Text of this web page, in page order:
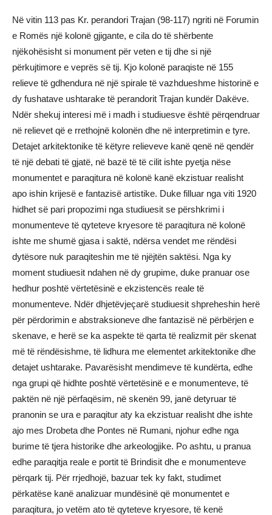
Në vitin 113 pas Kr. perandori Trajan (98-117) ngriti në Forumin
e Romës një kolonë gjigante, e cila do të shërbente
njëkohësisht si monument për veten e tij dhe si një
përkujtimore e veprës së tij. Kjo kolonë paraqiste në 155
relieve të gdhendura në një spirale të vazhdueshme historinë e
dy fushatave ushtarake të perandorit Trajan kundër Dakëve.
Ndër shekuj interesi më i madh i studiuesve është përqendruar
në relievet që e rrethojnë kolonën dhe në interpretimin e tyre.
Detajet arkitektonike të këtyre relieveve kanë qenë në qendër
të një debati të gjatë, në bazë të të cilit ishte pyetja nëse
monumentet e paraqitura në kolonë kanë ekzistuar realisht
apo ishin krijesë e fantazisë artistike. Duke filluar nga viti 1920
hidhet së pari propozimi nga studiuesit se përshkrimi i
monumenteve të qyteteve kryesore të paraqitura në kolonë
ishte me shumë gjasa i saktë, ndërsa vendet me rëndësi
dytësore nuk paraqiteshin me të njëjtën saktësi. Nga ky
moment studiuesit ndahen në dy grupime, duke pranuar ose
hedhur poshtë vërtetësinë e ekzistencës reale të
monumenteve. Ndër dhjetëvjeçarë studiuesit shpreheshin herë
për përdorimin e abstraksioneve dhe fantazisë në përbërjen e
skenave, e herë se ka aspekte të qarta të realizmit për skenat
më të rëndësishme, të lidhura me elementet arkitektonike dhe
detajet ushtarake. Pavarësisht mendimeve të kundërta, edhe
nga grupi që hidhte poshtë vërtetësinë e e monumenteve, të
paktën në një përfaqësim, në skenën 99, janë detyruar të
pranonin se ura e paraqitur aty ka ekzistuar realisht dhe ishte
ajo mes Drobeta dhe Pontes në Rumani, njohur edhe nga
burime të tjera historike dhe arkeologjike. Po ashtu, u pranua
edhe paraqitja reale e portit të Brindisit dhe e monumenteve
përqark tij. Për rrjedhojë, bazuar tek ky fakt, studimet
përkatëse kanë analizuar mundësinë që monumentet e
paraqitura, jo vetëm ato të qyteteve kryesore, të kenë